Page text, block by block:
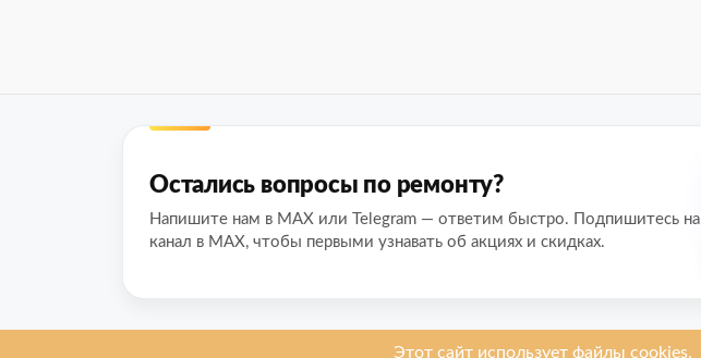
Остались вопросы по ремонту?
Напишите нам в MAX или Telegram — ответим быстро. Подпишитесь на
канал в MAX, чтобы первыми узнавать об акциях и скидках.
Мы ремонтируем Услуги